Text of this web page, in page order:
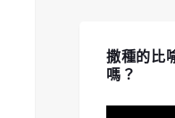
撒種的比
嗎？